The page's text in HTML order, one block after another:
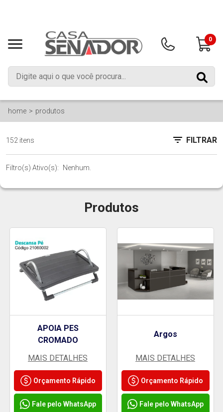
0
home produtos
152 itens FILTRAR
Filtro(s) Ativo(s): Nenhum.
Produtos
APOIA PES
CROMADO
MAIS DETALHES
Orçamento Rápido
Fale pelo WhatsApp
Argos
MAIS DETALHES
Orçamento Rápido
Fale pelo WhatsApp